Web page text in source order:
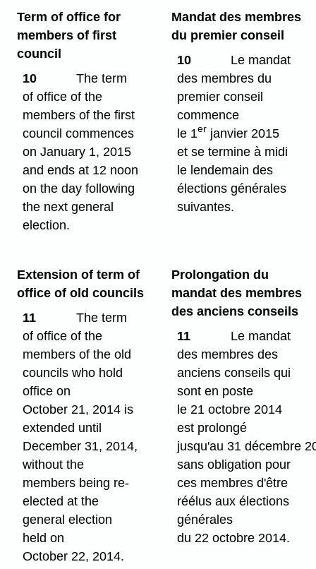
Term of office for
members of first
council
10
The term
of office of the
members of the first
council commences
on January 1, 2015
and ends at 12 noon
on the day following
the next general
election.
Mandat des membres
du premier conseil
10
Le mandat
des membres du
premier conseil
commence
le 1er janvier 2015
et se termine à midi
le lendemain des
élections générales
suivantes.
Extension of term of
office of old councils
11
The term
of office of the
members of the old
councils who hold
office on
October 21, 2014 is
extended until
December 31, 2014,
without the
members being re-
elected at the
general election
held on
October 22, 2014.
Prolongation du
mandat des membres
des anciens conseils
11
Le mandat
des membres des
anciens conseils qui
sont en poste
le 21 octobre 2014
est prolongé
jusqu'au 31 décembre
sans obligation pour
ces membres d'être
réélus aux élections
générales
du 22 octobre 2014.